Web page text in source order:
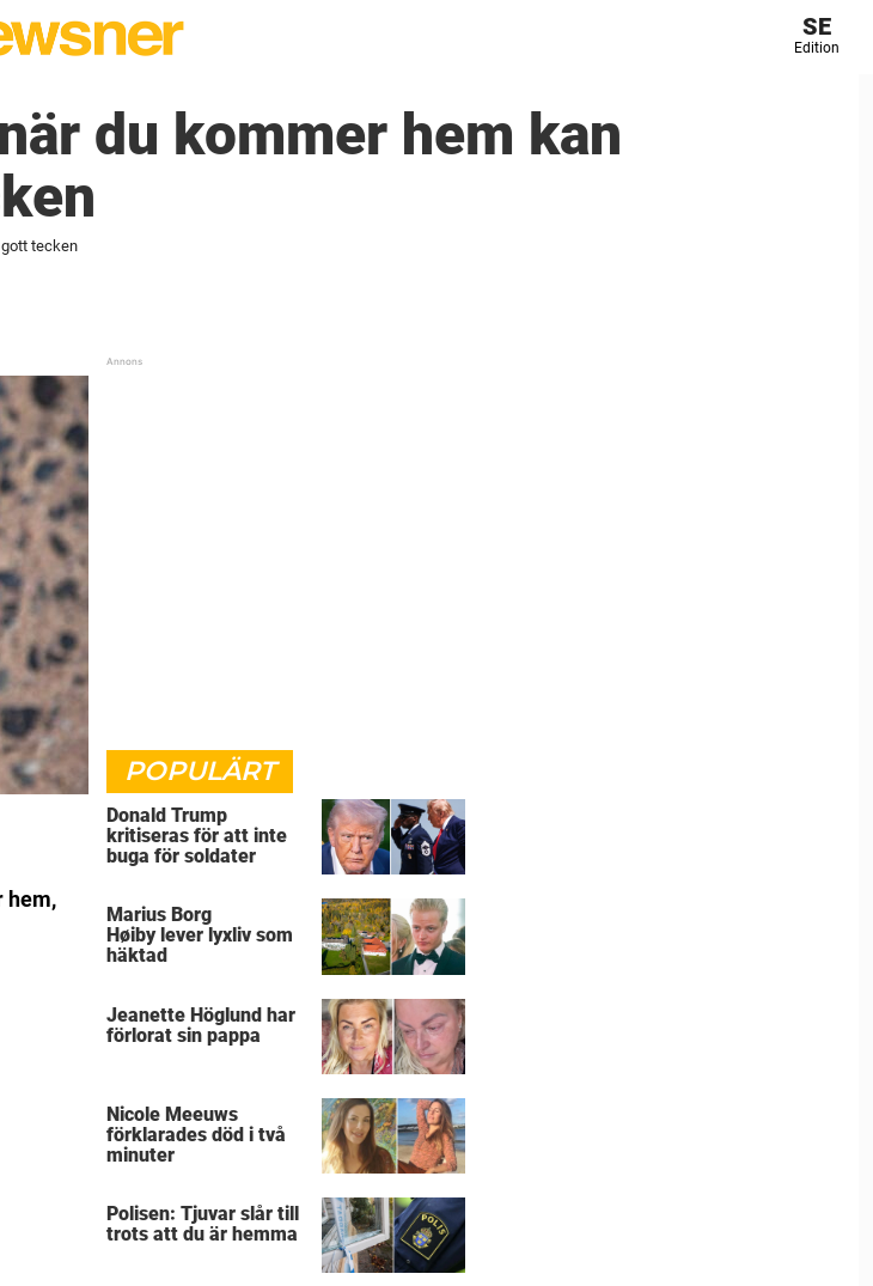
SE
Edition
du kommer hem kan
tecken
hem,
POPULÄRT
Donald Trump
kritiseras för att inte
buga för soldater
Marius Borg
Høiby lever lyxliv som
häktad
Jeanette Höglund har
förlorat sin pappa
Nicole Meeuws
förklarades död i två
minuter
Polisen: Tjuvar slår till
trots att du är hemma